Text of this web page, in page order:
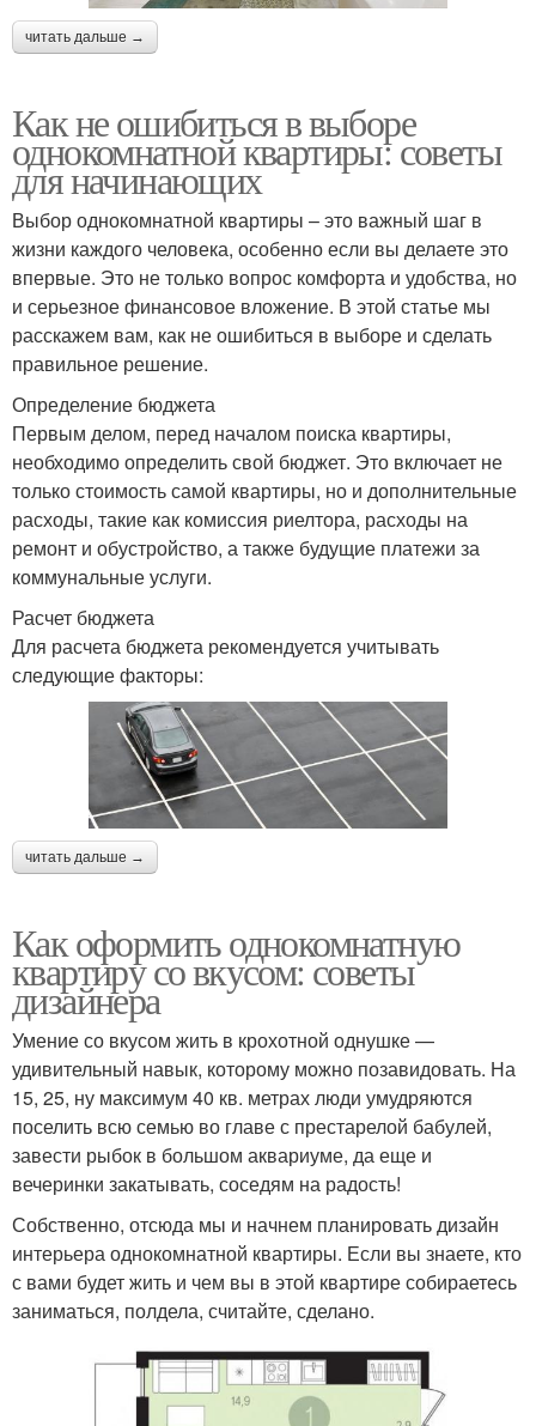
читать дальше →
Как не ошибиться в выборе
однокомнатной квартиры: советы
для начинающих
Выбор однокомнатной квартиры – это важный шаг в
жизни каждого человека, особенно если вы делаете это
впервые. Это не только вопрос комфорта и удобства, но
и серьезное финансовое вложение. В этой статье мы
расскажем вам, как не ошибиться в выборе и сделать
правильное решение.
Определение бюджета
Первым делом, перед началом поиска квартиры,
необходимо определить свой бюджет. Это включает не
только стоимость самой квартиры, но и дополнительные
расходы, такие как комиссия риелтора, расходы на
ремонт и обустройство, а также будущие платежи за
коммунальные услуги.
Расчет бюджета
Для расчета бюджета рекомендуется учитывать
следующие факторы:
читать дальше →
Как оформить однокомнатную
квартиру со вкусом: советы
дизайнера
Умение со вкусом жить в крохотной однушке —
удивительный навык, которому можно позавидовать. На
15, 25, ну максимум 40 кв. метрах люди умудряются
поселить всю семью во главе с престарелой бабулей,
завести рыбок в большом аквариуме, да еще и
вечеринки закатывать, соседям на радость!
Собственно, отсюда мы и начнем планировать дизайн
интерьера однокомнатной квартиры. Если вы знаете, кто
с вами будет жить и чем вы в этой квартире собираетесь
заниматься, полдела, считайте, сделано.